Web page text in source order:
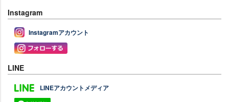
Instagram
Instagramアカウント
LINE
LINEアカウントメディア